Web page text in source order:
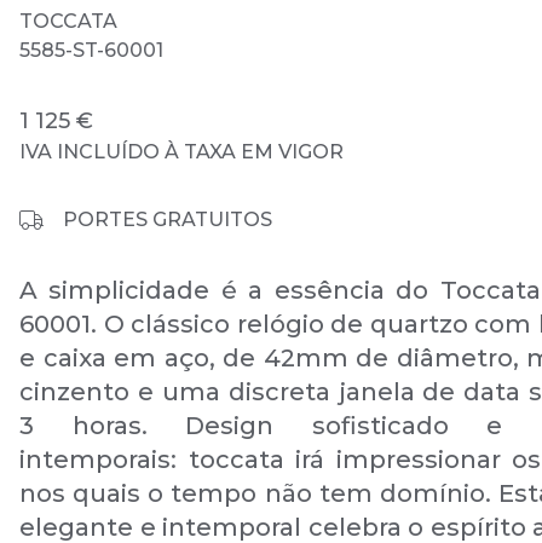
TOCCATA
5585-ST-60001
1 125 €
IVA INCLUÍDO À TAXA EM VIGOR
PORTES GRATUITOS
A simplicidade é a essência do Toccata
60001. O clássico relógio de quartzo
e caixa em aço, de 42mm de diâmetro,
cinzento e uma discreta janela de data
3 horas. Design sofisticado e
intemporais: toccata irá impressionar
nos quais o tempo não tem domínio.
elegante e intemporal celebra o espírito